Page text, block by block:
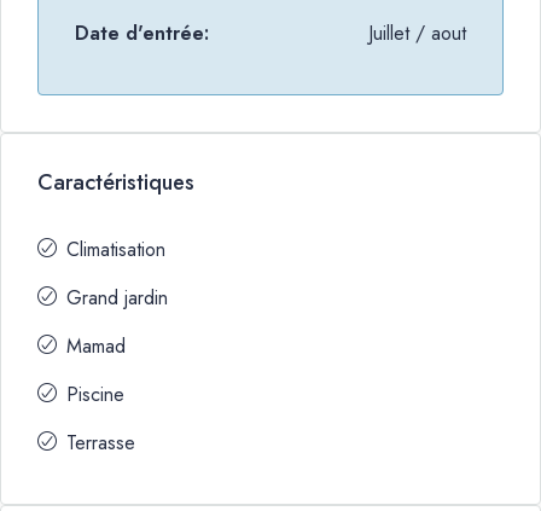
Date d'entrée:
Juillet / aout
Caractéristiques
Climatisation
Grand jardin
Mamad
Piscine
Terrasse